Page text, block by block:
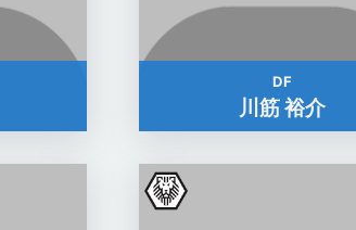
DF
川筋 裕介